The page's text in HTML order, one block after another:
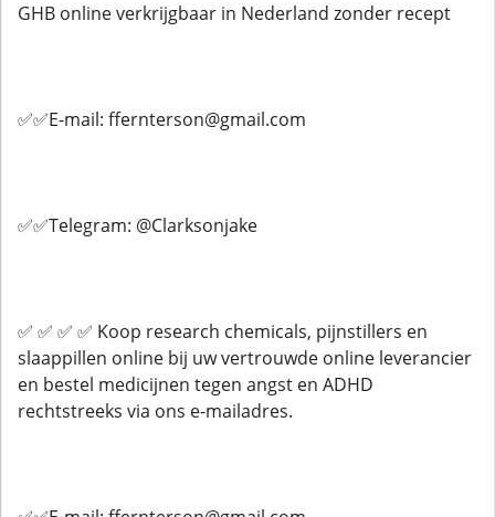
GHB online verkrijgbaar in Nederland zonder recept
✅✅E-mail: ffernterson@gmail.com
✅✅Telegram: @Clarksonjake
✅ ✅ ✅ ✅ Koop research chemicals, pijnstillers en
slaappillen online bij uw vertrouwde online leverancier
en bestel medicijnen tegen angst en ADHD
rechtstreeks via ons e-mailadres.